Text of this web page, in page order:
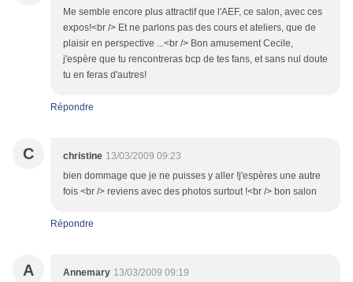
Me semble encore plus attractif que l'AEF, ce salon, avec ces
expos!<br /> Et ne parlons pas des cours et ateliers, que de
plaisir en perspective ...<br /> Bon amusement Cecile,
j'espère que tu rencontreras bcp de tes fans, et sans nul doute
tu en feras d'autres!
Répondre
C christine 13/03/2009 09:23
bien dommage que je ne puisses y aller !j'espères une autre
fois <br /> reviens avec des photos surtout !<br /> bon salon
Répondre
A Annemary 13/03/2009 09:19